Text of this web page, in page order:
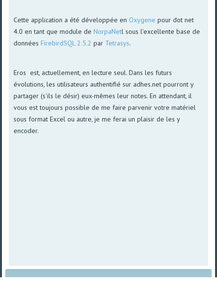
Cette application a été développée en Oxygene pour dot net
4.0 en tant que module deNorpaNetl sous l'excellente base de
donnéesFirebirdSQL 2.5.2 par Tetrasys.
Eros est, actuellement, en lecture seul. Dans les futurs
évolutions, les utilisateurs authentifié sur adhes.net pourront y
partager (s'ils le désir) eux-mêmes leur notes. En attendant, il
vous est toujours possible de me faire parvenir votre matériel
sous format Excel ou autre, je me ferai un plaisir de les y
encoder.